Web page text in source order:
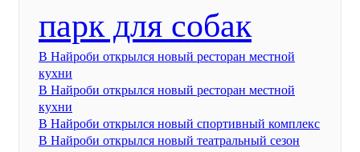
парк для собак
В Найроби открылся новый ресторан местной
кухни
В Найроби открылся новый ресторан местной
кухни
В Найроби открылся новый спортивный комплекс
В Найроби открылся новый театральный сезон